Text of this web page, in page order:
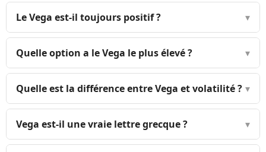
Le Vega est-il toujours positif ? ▾
Quelle option a le Vega le plus élevé ? ▾
Quelle est la différence entre Vega et volatilité ? ▾
Vega est-il une vraie lettre grecque ? ▾